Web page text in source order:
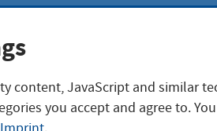
&
municipal forest fulfills a
content, JavaScript and similar
you accept and agree to.